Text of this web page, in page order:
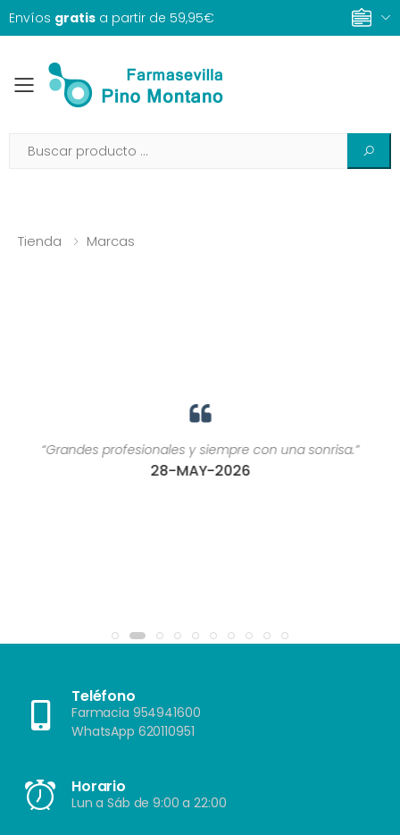
Envíos gratis a partir de 59,95€
Toggle mobile menu
Tienda Marcas
“Grandes profesionales y siempre con una sonrisa.”
28-MAY-2026
Teléfono
Farmacia 954941600
WhatsApp 620110951
Horario
Lun a Sáb de 9:00 a 22:00